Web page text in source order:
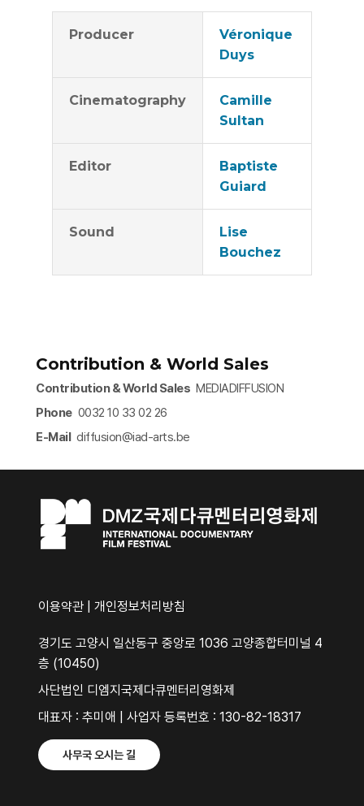
Producer
Véronique
Duys
Cinematography
Camille
Sultan
Editor
Baptiste
Guiard
Sound
Lise
Bouchez
Contribution & World Sales
Contribution & World Sales MEDIADIFFUSION
Phone0032 10 33 02 26
E-Maildiffusion@iad-arts.be​
이용약관 개인정보처리방침
경기도 고양시 일산동구 중앙로 1036 고양종합터미널 4
층 (10450)
사단법인 디엠지국제다큐멘터리영화제
대표자 : 추미애 | 사업자 등록번호 : 130-82-18317
사무국 오시는 길